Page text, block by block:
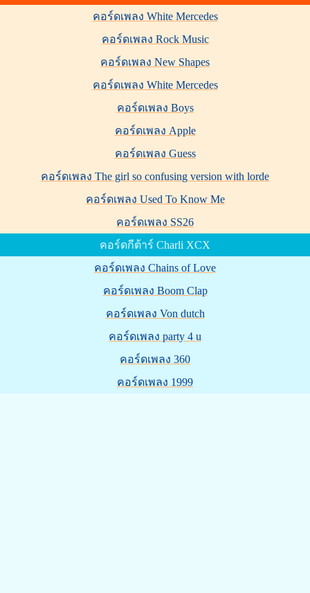
คอร์ดเพลง White Mercedes
คอร์ดเพลง Rock Music
คอร์ดเพลง New Shapes
คอร์ดเพลง White Mercedes
คอร์ดเพลง Boys
คอร์ดเพลง Apple
คอร์ดเพลง Guess
คอร์ดเพลง The girl so confusing version with lorde
คอร์ดเพลง Used To Know Me
คอร์ดเพลง SS26
คอร์ดกีต้าร์ Charli XCX
คอร์ดเพลง Chains of Love
คอร์ดเพลง Boom Clap
คอร์ดเพลง Von dutch
คอร์ดเพลง party 4 u
คอร์ดเพลง 360
คอร์ดเพลง 1999